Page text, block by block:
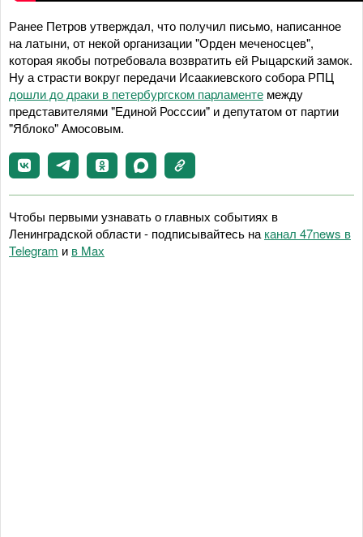
Ранее Петров утверждал, что получил письмо, написанное
на латыни, от некой организации "Орден меченосцев",
которая якобы потребовала возвратить ей Рыцарский замок.
Ну а страсти вокруг передачи Исаакиевского собора РПЦ
дошли до драки в петербургском парламенте между
представителями "Единой Росссии" и депутатом от партии
"Яблоко" Амосовым.
Чтобы первыми узнавать о главных событиях в
Ленинградской области - подписывайтесь на канал 47news в
Telegram и в Maх